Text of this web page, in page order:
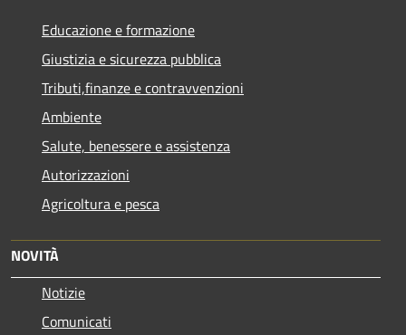
Educazione e formazione
Giustizia e sicurezza pubblica
Tributi,finanze e contravvenzioni
Ambiente
Salute, benessere e assistenza
Autorizzazioni
Agricoltura e pesca
NOVITÀ
Notizie
Comunicati